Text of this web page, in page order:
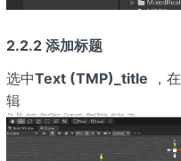
2.2.2 添加标题
选中Text (TMP)_title ，在
辑